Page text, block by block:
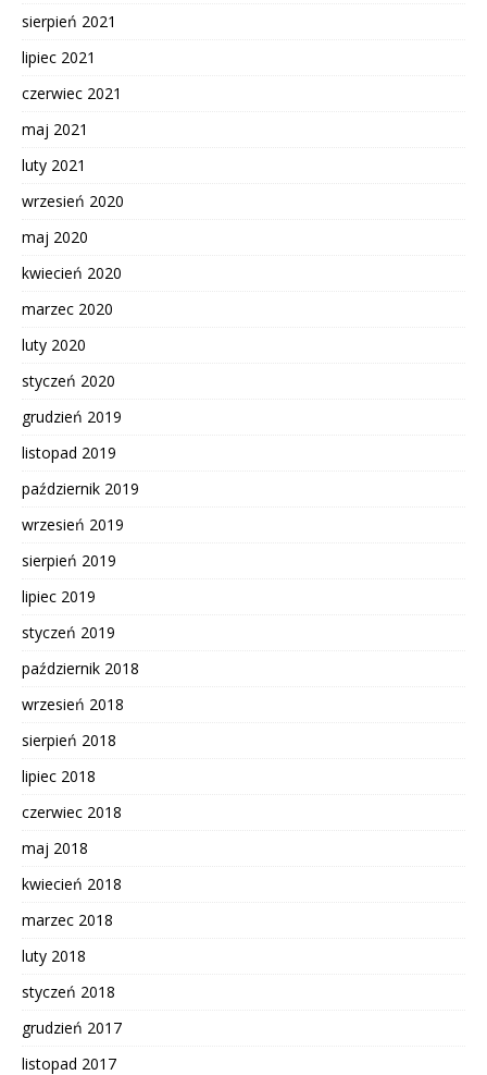
sierpień 2021
lipiec 2021
czerwiec 2021
maj 2021
luty 2021
wrzesień 2020
maj 2020
kwiecień 2020
marzec 2020
luty 2020
styczeń 2020
grudzień 2019
listopad 2019
październik 2019
wrzesień 2019
sierpień 2019
lipiec 2019
styczeń 2019
październik 2018
wrzesień 2018
sierpień 2018
lipiec 2018
czerwiec 2018
maj 2018
kwiecień 2018
marzec 2018
luty 2018
styczeń 2018
grudzień 2017
listopad 2017